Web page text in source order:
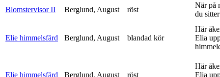
Blomstervisor II
Berglund, August röst
När på
du sitter
Elie himmelsfärd Berglund, August blandad kör
Här
Elia
Elie himmelsfärd Berglund, August röst
Här
Elia